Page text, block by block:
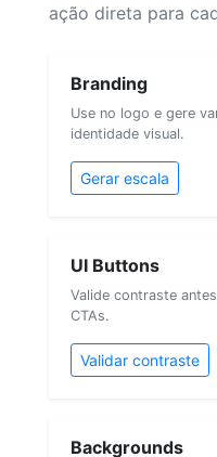
ação direta para
Branding
Use no logo e gere
identidade visual.
Gerar escala
UI Buttons
Valide contraste
CTAs.
Validar contraste
Backgrounds